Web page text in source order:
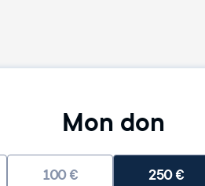
Mon don
100€ 250€